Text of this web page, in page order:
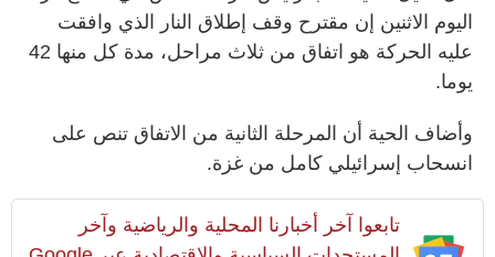
اليوم الاثنين إن مقترح وقف إطلاق النار الذي وافقت
عليه الحركة هو اتفاق من ثلاث مراحل، مدة كل منها 42
يوما.
وأضاف الحية أن المرحلة الثانية من الاتفاق تنص على
انسحاب إسرائيلي كامل من غزة.
تابعوا آخر أخبارنا المحلية والرياضية وآخر